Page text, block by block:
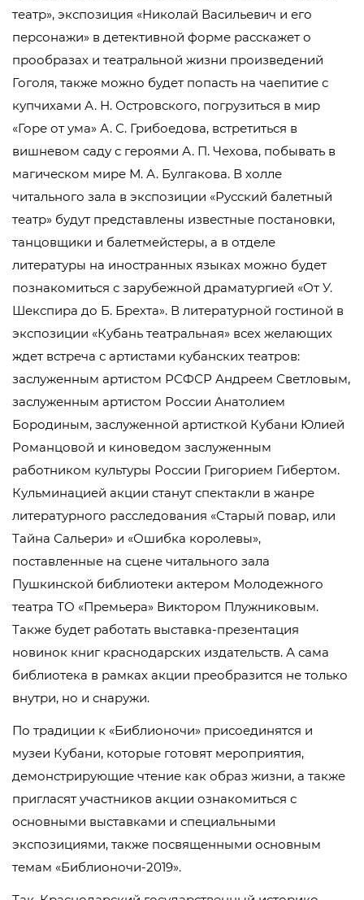
театр», экспозиция «Николай Васильевич и его
персонажи» в детективной форме расскажет о
прообразах и театральной жизни произведений
Гоголя, также можно будет попасть на чаепитие с
купчихами А. Н. Островского, погрузиться в мир
«Горе от ума» А. С. Грибоедова, встретиться в
вишневом саду с героями А. П. Чехова, побывать в
магическом мире М. А. Булгакова. В холле
читального зала в экспозиции «Русский балетный
театр» будут представлены известные постановки,
танцовщики и балетмейстеры, а в отделе
литературы на иностранных языках можно будет
познакомиться с зарубежной драматургией «От У.
Шекспира до Б. Брехта». В литературной гостиной в
экспозиции «Кубань театральная» всех желающих
ждет встреча с артистами кубанских театров:
заслуженным артистом РСФСР Андреем Светловым,
заслуженным артистом России Анатолием
Бородиным, заслуженной артисткой Кубани Юлией
Романцовой и киноведом заслуженным
работником культуры России Григорием Гибертом.
Кульминацией акции станут спектакли в жанре
литературного расследования «Старый повар, или
Тайна Сальери» и «Ошибка королевы»,
поставленные на сцене читального зала
Пушкинской библиотеки актером Молодежного
театра ТО «Премьера» Виктором Плужниковым.
Также будет работать выставка-презентация
новинок книг краснодарских издательств. А сама
библиотека в рамках акции преобразится не только
внутри, но и снаружи.
По традиции к «Библионочи» присоединятся и
музеи Кубани, которые готовят мероприятия,
демонстрирующие чтение как образ жизни, а также
пригласят участников акции ознакомиться с
основными выставками и специальными
экспозициями, также посвященными основным
темам «Библионочи-2019».